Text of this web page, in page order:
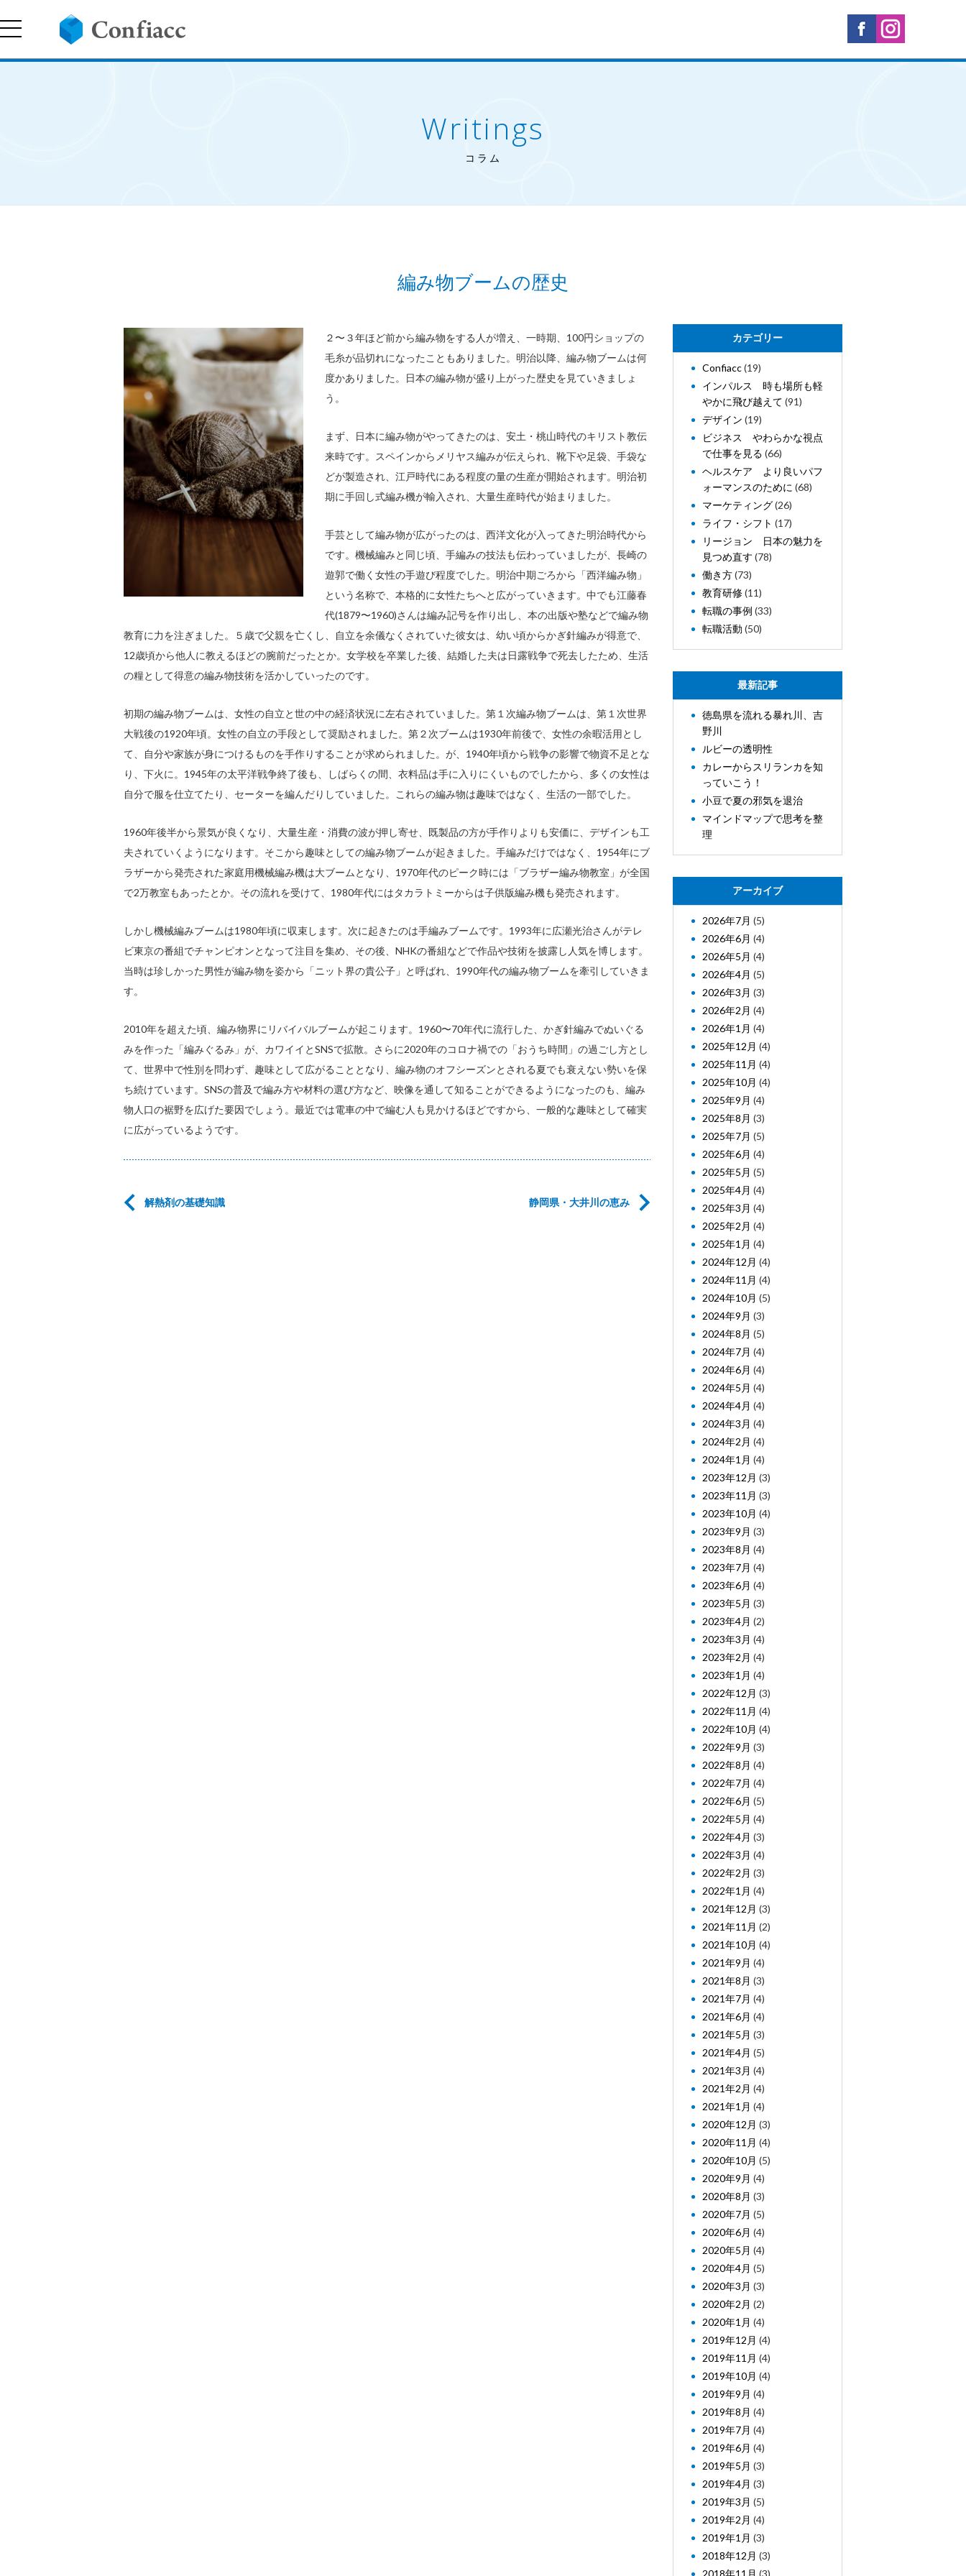
Writings
コラム
編み物ブームの歴史
２〜３年ほど前から編み物をする人が増え、一時期、100円ショップの
毛糸が品切れになったこともありました。明治以降、編み物ブームは何
度かありました。日本の編み物が盛り上がった歴史を見ていきましょ
う。
まず、日本に編み物がやってきたのは、安土・桃山時代のキリスト教伝
来時です。スペインからメリヤス編みが伝えられ、靴下や足袋、手袋な
どが製造され、江戸時代にある程度の量の生産が開始されます。明治初
期に手回し式編み機が輸入され、大量生産時代が始まりました。
手芸として編み物が広がったのは、西洋文化が入ってきた明治時代から
です。機械編みと同じ頃、手編みの技法も伝わっていましたが、長崎の
遊郭で働く女性の手遊び程度でした。明治中期ごろから「西洋編み物」
という名称で、本格的に女性たちへと広がっていきます。中でも江藤春
代(1879〜1960)さんは編み記号を作り出し、本の出版や塾などで編み物
教育に力を注ぎました。５歳で父親を亡くし、自立を余儀なくされていた彼女は、幼い頃からかぎ針編みが得意で、
12歳頃から他人に教えるほどの腕前だったとか。女学校を卒業した後、結婚した夫は日露戦争で死去したため、生活
の糧として得意の編み物技術を活かしていったのです。
初期の編み物ブームは、女性の自立と世の中の経済状況に左右されていました。第１次編み物ブームは、第１次世界
大戦後の1920年頃。女性の自立の手段として奨励されました。第２次ブームは1930年前後で、女性の余暇活用とし
て、自分や家族が身につけるものを手作りすることが求められました。が、1940年頃から戦争の影響で物資不足とな
り、下火に。1945年の太平洋戦争終了後も、しばらくの間、衣料品は手に入りにくいものでしたから、多くの女性は
自分で服を仕立てたり、セーターを編んだりしていました。これらの編み物は趣味ではなく、生活の一部でした。
1960年後半から景気が良くなり、大量生産・消費の波が押し寄せ、既製品の方が手作りよりも安価に、デザインも工
夫されていくようになります。そこから趣味としての編み物ブームが起きました。手編みだけではなく、1954年にブ
ラザーから発売された家庭用機械編み機は大ブームとなり、1970年代のピーク時には「ブラザー編み物教室」が全国
で2万教室もあったとか。その流れを受けて、1980年代にはタカラトミーからは子供版編み機も発売されます。
しかし機械編みブームは1980年頃に収束します。次に起きたのは手編みブームです。1993年に広瀬光治さんがテレ
ビ東京の番組でチャンピオンとなって注目を集め、その後、NHKの番組などで作品や技術を披露し人気を博します。
当時は珍しかった男性が編み物を姿から「ニット界の貴公子」と呼ばれ、1990年代の編み物ブームを牽引していきま
す。
2010年を超えた頃、編み物界にリバイバルブームが起こります。1960〜70年代に流行した、かぎ針編みでぬいぐる
みを作った「編みぐるみ」が、カワイイとSNSで拡散。さらに2020年のコロナ禍での「おうち時間」の過ごし方とし
て、世界中で性別を問わず、趣味として広がることとなり、編み物のオフシーズンとされる夏でも衰えない勢いを保
ち続けています。SNSの普及で編み方や材料の選び方など、映像を通して知ることができるようになったのも、編み
物人口の裾野を広げた要因でしょう。最近では電車の中で編む人も見かけるほどですから、一般的な趣味として確実
に広がっているようです。
静岡県・大井川の恵み
解熱剤の基礎知識
カテゴリー
Confiacc(19)
インパルス 時も場所も軽
やかに飛び越えて (91)
デザイン (19)
ビジネス やわらかな視点
で仕事を見る (66)
ヘルスケア より良いパフ
ォーマンスのために (68)
マーケティング(26)
ライフ・シフト (17)
リージョン 日本の魅力を
見つめ直す (78)
働き方(73)
教育研修(11)
転職の事例 (33)
転職活動 (50)
最新記事
徳島県を流れる暴れ川、吉
野川
ルビーの透明性
カレーからスリランカを知
っていこう！
小豆で夏の邪気を退治
マインドマップで思考を整
理
アーカイブ
2026年7月 (5)
2026年6月 (4)
2026年5月 (4)
2026年4月 (5)
2026年3月 (3)
2026年2月 (4)
2026年1月 (4)
2025年12月 (4)
2025年11月 (4)
2025年10月 (4)
2025年9月 (4)
2025年8月 (3)
2025年7月 (5)
2025年6月 (4)
2025年5月 (5)
2025年4月 (4)
2025年3月 (4)
2025年2月 (4)
2025年1月 (4)
2024年12月 (4)
2024年11月 (4)
2024年10月 (5)
2024年9月 (3)
2024年8月 (5)
2024年7月 (4)
2024年6月 (4)
2024年5月 (4)
2024年4月 (4)
2024年3月 (4)
2024年2月 (4)
2024年1月 (4)
2023年12月 (3)
2023年11月 (3)
2023年10月 (4)
2023年9月 (3)
2023年8月 (4)
2023年7月 (4)
2023年6月 (4)
2023年5月 (3)
2023年4月 (2)
2023年3月 (4)
2023年2月 (4)
2023年1月 (4)
2022年12月 (3)
2022年11月 (4)
2022年10月 (4)
2022年9月 (3)
2022年8月 (4)
2022年7月 (4)
2022年6月 (5)
2022年5月 (4)
2022年4月 (3)
2022年3月 (4)
2022年2月 (3)
2022年1月 (4)
2021年12月 (3)
2021年11月 (2)
2021年10月 (4)
2021年9月 (4)
2021年8月 (3)
2021年7月 (4)
2021年6月 (4)
2021年5月 (3)
2021年4月 (5)
2021年3月 (4)
2021年2月 (4)
2021年1月 (4)
2020年12月 (3)
2020年11月 (4)
2020年10月 (5)
2020年9月 (4)
2020年8月 (3)
2020年7月 (5)
2020年6月 (4)
2020年5月 (4)
2020年4月 (5)
2020年3月 (3)
2020年2月 (2)
2020年1月 (4)
2019年12月 (4)
2019年11月 (4)
2019年10月 (4)
2019年9月 (4)
2019年8月 (4)
2019年7月 (4)
2019年6月 (4)
2019年5月 (3)
2019年4月 (3)
2019年3月 (5)
2019年2月 (4)
2019年1月 (3)
2018年12月 (3)
2018年11月 (3)